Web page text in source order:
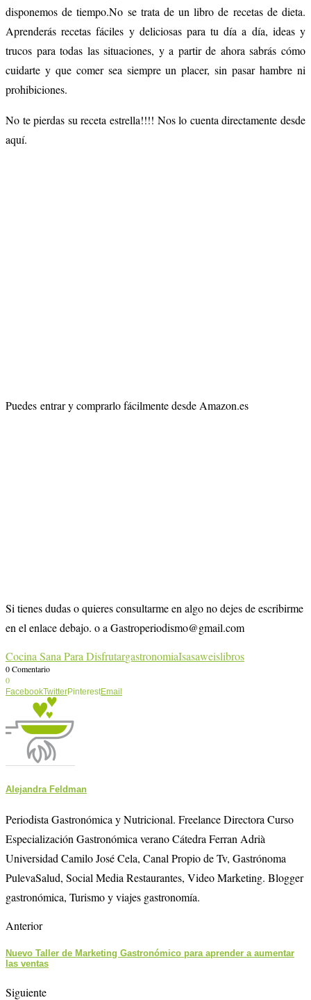
disponemos de tiempo.No se trata de un libro de recetas de dieta.
Aprenderás recetas fáciles y deliciosas para tu día a día, ideas y
trucos para todas las situaciones, y a partir de ahora sabrás cómo
cuidarte y que comer sea siempre un placer, sin pasar hambre ni
prohibiciones.
No te pierdas su receta estrella!!!! Nos lo cuenta directamente desde
aquí.
Puedes entrar y comprarlo fácilmente desde Amazon.es
Si tienes dudas o quieres consultarme en algo no dejes de escribirme
en el enlace debajo. o a Gastroperiodismo@gmail.com
Cocina Sana Para DisfrutargastronomiaIsasaweislibros
0 Comentario
0
FacebookTwitterPinterestEmail
Alejandra Feldman
Periodista Gastronómica y Nutricional. Freelance Directora Curso
Especialización Gastronómica verano Cátedra Ferran Adrià
Universidad Camilo José Cela, Canal Propio de Tv, Gastrónoma
PulevaSalud, Social Media Restaurantes, Video Marketing. Blogger
gastronómica, Turismo y viajes gastronomía.
Anterior
Nuevo Taller de Marketing Gastronómico para aprender a aumentar
las ventas
Siguiente